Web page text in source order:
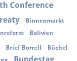
Conference
Binnenmarkt
Bolivien
Brief Borrell
Büchel